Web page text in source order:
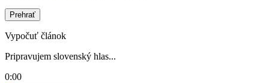
Prehrať
Vypočuť článok
Pripravujem slovenský hlas...
0:00